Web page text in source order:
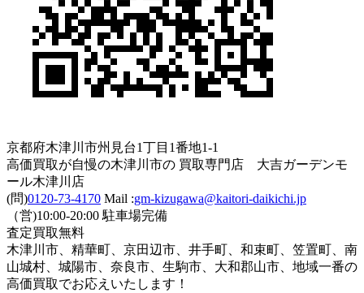
京都府木津川市州見台1丁目1番地1-1
高価買取が自慢の木津川市の 買取専門店 大吉ガーデンモ
ール木津川店
(問)0120-73-4170 Mail :gm-kizugawa@kaitori-daikichi.jp
（営)10:00-20:00 駐車場完備
査定買取無料
木津川市、精華町、京田辺市、井手町、和束町、笠置町、南
山城村、城陽市、奈良市、生駒市、大和郡山市、地域一番の
高価買取でお応えいたします！